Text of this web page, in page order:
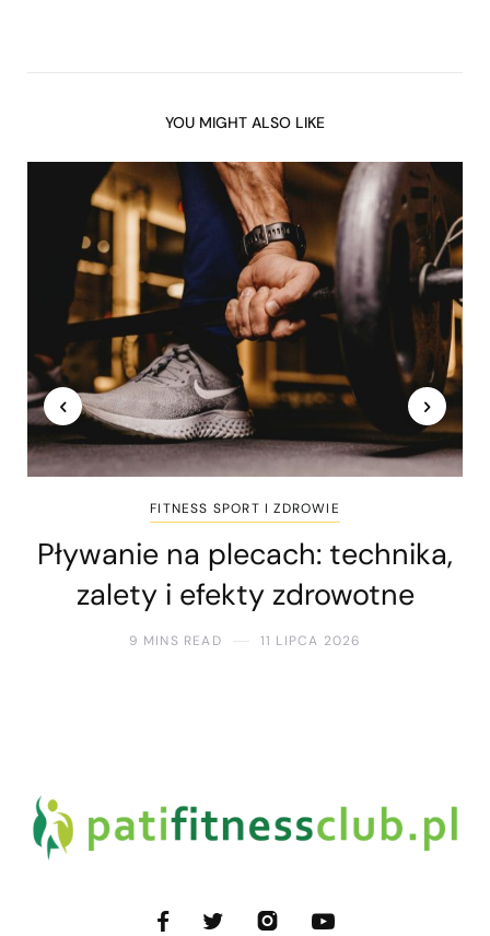
YOU MIGHT ALSO LIKE
FITNESS SPORT I ZDROWIE
Pływanie na plecach: technika,
zalety i efekty zdrowotne
9 MINS READ 11 LIPCA 2026